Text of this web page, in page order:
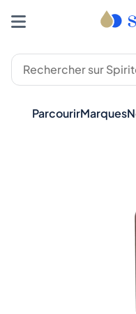
ParcourirMarques